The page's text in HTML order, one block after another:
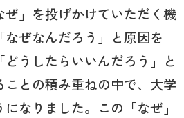
」を投げかけていただく機
ぜなんだろう」と原因を
うしたらいいんだろう」と
との積み重ねの中で、大学
なりました。この「なぜ」